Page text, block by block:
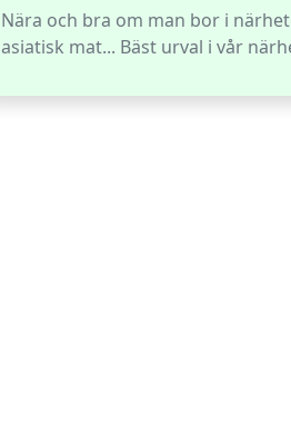
Nära och bra om man bor i
asiatisk mat... Bäst urval i vår